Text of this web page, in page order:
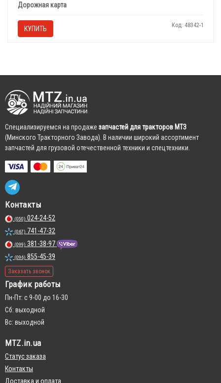
Дорожная карта
КУПИТЬ Код: 48342-1
Cпециализируемся на продаже запчастей для тракторов МТЗ
(Минского Тракторного Завода). В наличии широкий ассортимент
запчастей для грузовой отечественной техники и спецтехники.
Контакты
(050) 024-24-52
(067) 741-47-32
(099) 381-38-97
(096) 855-45-39
Заказать звонок
График работы
Пн-Пт: с 9-00 до 16-30
Сб: выходной
Вс: выходной
MTZ.in.ua
Статус заказа
Контакты
Доставка и оплата